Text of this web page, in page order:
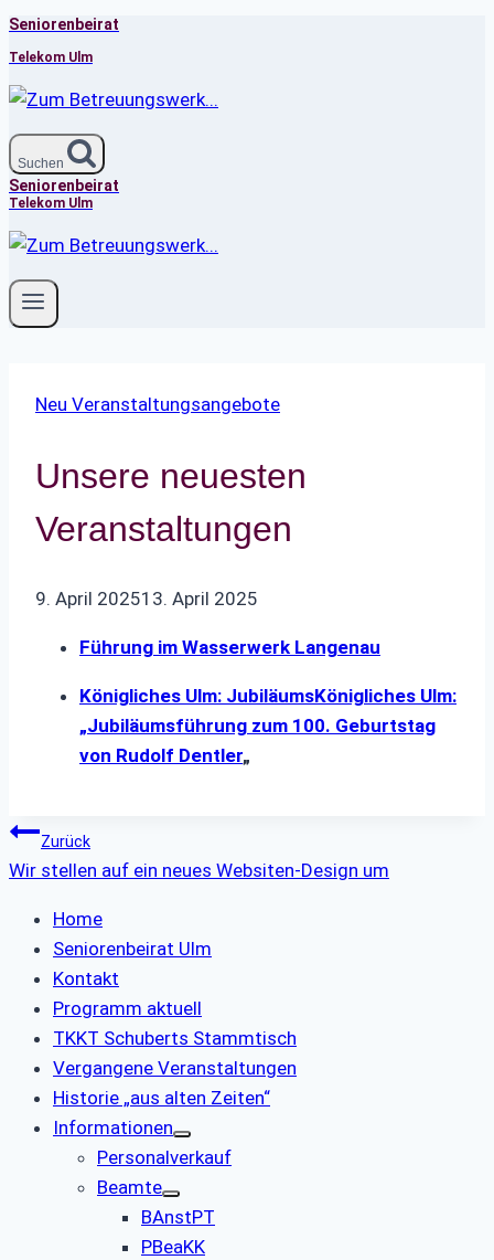
Zum
Inhalt
springen
Seniorenbeirat
Telekom Ulm
Suchen
Seniorenbeirat
Telekom Ulm
Neu Veranstaltungsangebote
Unsere neuesten
Veranstaltungen
9. April 202513. April 2025
Führung im Wasserwerk Langenau
Königliches Ulm: JubiläumsKönigliches Ulm:
„Jubiläumsführung zum 100. Geburtstag
von Rudolf Dentler„
Beitragsnavigation
Zurück
Wir stellen auf ein neues Websiten-Design um
Home
Seniorenbeirat Ulm
Kontakt
Programm aktuell
TKKT Schuberts Stammtisch
Vergangene Veranstaltungen
Historie „aus alten Zeiten“
Informationen
Personalverkauf
Beamte
BAnstPT
PBeaKK